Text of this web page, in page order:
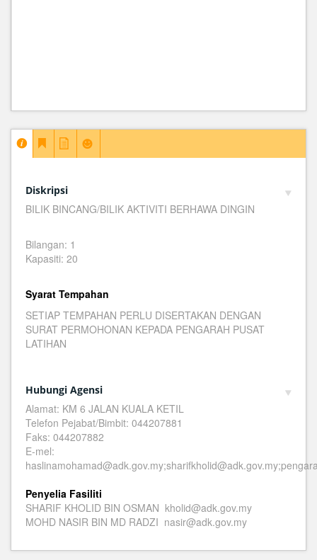
Diskripsi
BILIK BINCANG/BILIK AKTIVITI BERHAWA DINGIN
Bilangan: 1
Kapasiti: 20
Syarat Tempahan
SETIAP TEMPAHAN PERLU DISERTAKAN DENGAN
SURAT PERMOHONAN KEPADA PENGARAH PUSAT
LATIHAN
Hubungi Agensi
Alamat: KM 6 JALAN KUALA KETIL
Telefon Pejabat/Bimbit: 044207881
Faks: 044207882
E-mel:
Penyelia Fasiliti
SHARIF KHOLID BIN OSMAN kholid@adk.gov.my
MOHD NASIR BIN MD RADZI nasir@adk.gov.my